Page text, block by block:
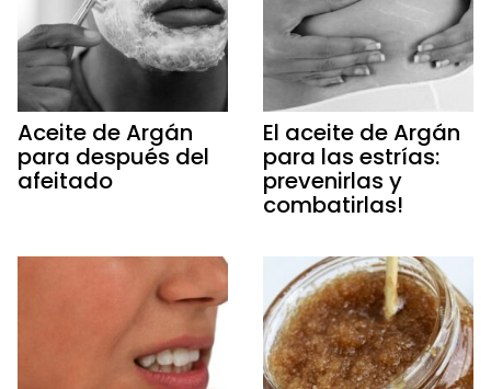
Aceite de Argán
para después del
afeitado
El aceite de Argán
para las estrías:
prevenirlas y
combatirlas!